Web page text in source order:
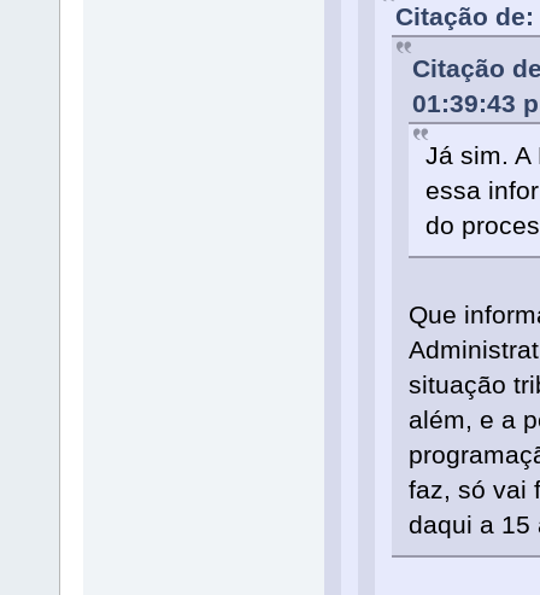
Citação
Citação
01:39:43
Já sim. A
essa
do
Que
situação
além, e a
faz, só vai
daqui a 15